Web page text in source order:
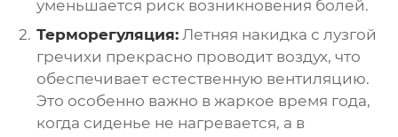
уменьшается риск возникновения болей.
Терморегуляция: Летняя накидка с лузгой
гречихи прекрасно проводит воздух, что
обеспечивает естественную вентиляцию.
Это особенно важно в жаркое время года,
когда сиденье не нагревается, а в